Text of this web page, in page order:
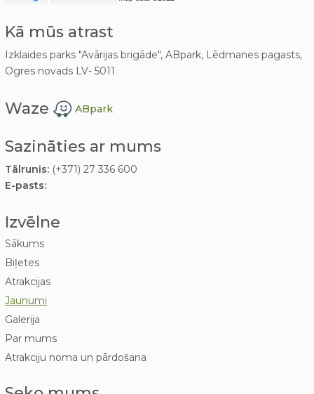
Kā mūs atrast
Izklaides parks "Avārijas brigāde", ABpark, Lēdmanes pagasts,
Ogres novads LV- 5011
Waze ABpark
Sazināties ar mums
Tālrunis:(+371) 27 336 600
E-pasts:
Izvēlne
Sākums
Biļetes
Atrakcijas
Jaunumi
Galerija
Par mums
Atrakciju noma un pārdošana